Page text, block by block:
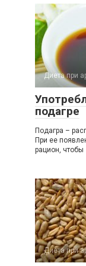
Диета при
подагре
Подагра –
При ее
рацион, чтобы
Диета при